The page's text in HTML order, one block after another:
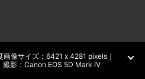
像サイズ：6421 x 4281 pixels｜
影：Canon EOS 5D Mark IV